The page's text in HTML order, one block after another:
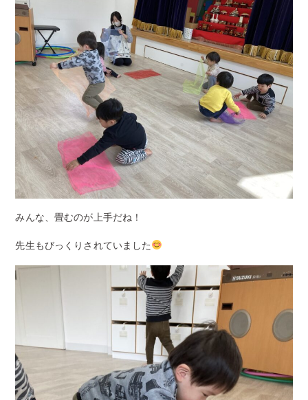
みんな、畳むのが上手だね！
先生もびっくりされていました